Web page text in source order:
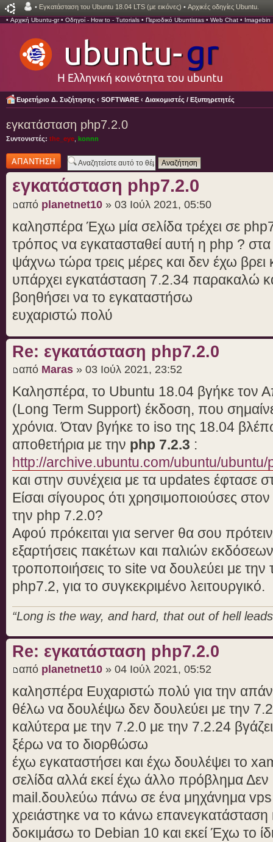
• Εγκατάσταση του Ubuntu 18.04 LTS (με εικόνες) • Αρχικές οδηγίες Ubuntu.
• Αρχική Ubuntu-gr• Οδηγοί - How to - Tutorials • Περιοδικό Ubuntistas • Web Chat • Imagebin
Ευρετήριο Δ. Συζήτησης ‹ SOFTWARE ‹ Διακομιστές / Εξυπηρετητές
εγκατάσταση php7.2.0
Συντονιστές: the_eye konnn
Δημιουργία
απάντησης
εγκατάσταση php7.2.0
από planetnet10 » 03 Ιούλ 2021, 05:50
καλησπέρα Έχω μία σελίδα τρέχει σε
τρόπος να εγκατασταθεί αυτή η php ?
ψάχνω τώρα τρεις μέρες και δεν έχω βρει
υπάρχει εγκατάσταση 7.2.34 παρακαλώ
βοηθήσει να το εγκαταστήσω
ευχαριστώ πολύ
Re: εγκατάσταση php7.2.0
από Maras » 03 Ιούλ 2021, 23:52
Καλησπέρα, τo Ubuntu 18.04 βγήκε τον
(Long Term Support) έκδοση, που
χρόνια. Όταν βγήκε το iso της 18.04
αποθετήρια με την php 7.2.3 :
http://archive.ubuntu.com/ubuntu/
και στην συνέχεια με τα updates έφτασε
Είσαι σίγουρος ότι χρησιμοποιούσες
την php 7.2.0?
Αφού πρόκειται για server θα σου
εξαρτήσεις πακέτων και παλιών
τροποποιήσεις το site να δουλεύει με την
php7.2, για το συγκεκριμένο λειτουργικό.
“Long is the way, and hard, that out of hell
Re: εγκατάσταση php7.2.0
από planetnet10 » 04 Ιούλ 2021, 05:52
καλησπέρα Ευχαριστώ πολύ για την
θέλω να δουλέψω δεν δουλεύει με την
καλύτερα με την 7.2.0 με την 7.2.24
ξέρω να το διορθώσω
έχω εγκαταστήσει και έχω δουλέψει το
σελίδα αλλά εκεί έχω άλλο πρόβλημα Δεν
mail.δουλεύω πάνω σε ένα μηχάνημα
χρειάστηκε να το κάνω επανεγκατάσταση
δοκιμάσω το Debian 10 και εκεί Έχω το